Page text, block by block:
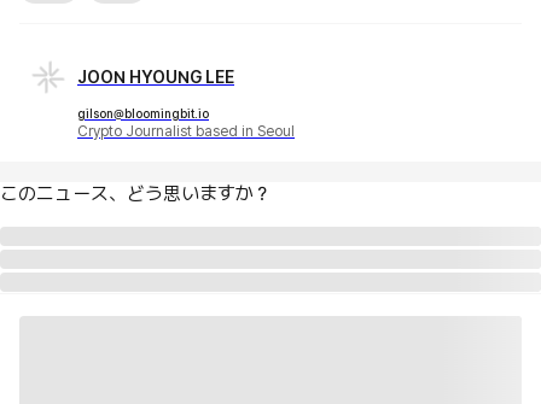
JOON HYOUNG LEE
gilson@bloomingbit.io
Crypto Journalist based in Seoul
このニュース、どう思いますか？